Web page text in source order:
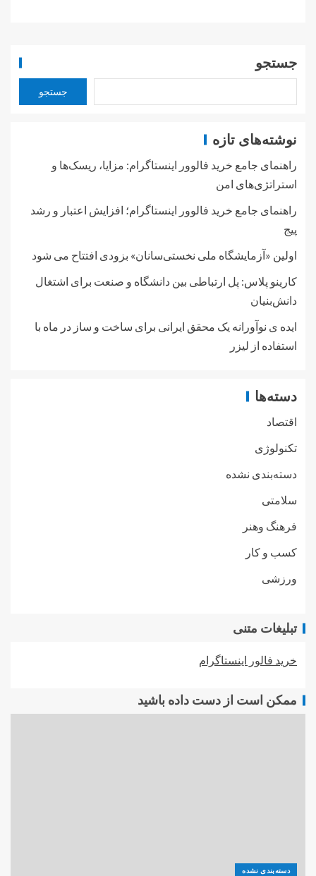
جستجو
جستجو
نوشته‌های تازه
راهنمای جامع خرید فالوور اینستاگرام: مزایا، ریسک‌ها و
استراتژی‌های امن
راهنمای جامع خرید فالوور اینستاگرام؛ افزایش اعتبار و رشد
پیج
اولین «آزمایشگاه ملی نخستی‌سانان» بزودی افتتاح می شود
کارینو پلاس: پل ارتباطی بین دانشگاه و صنعت برای اشتغال
دانش‌بنیان
ایده ی نوآورانه یک محقق ایرانی برای ساخت و ساز در ماه با
استفاده از لیزر
دسته‌ها
اقتصاد
تکنولوژی
دسته‌بندی نشده
سلامتی
فرهنگ وهنر
کسب و کار
ورزشی
تبلیغات متنی
خرید فالور اینستاگرام
ممکن است از دست داده باشید
دسته‌بندی نشده